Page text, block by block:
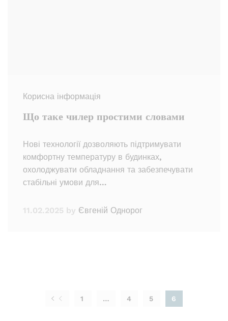
Корисна інформація
Що таке чилер простими словами
Нові технології дозволяють підтримувати
комфортну температуру в будинках,
охолоджувати обладнання та забезпечувати
стабільні умови для…
11.02.2025 by Євгеній Однорог
1 … 4 5 6